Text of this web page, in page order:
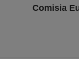
Comisia